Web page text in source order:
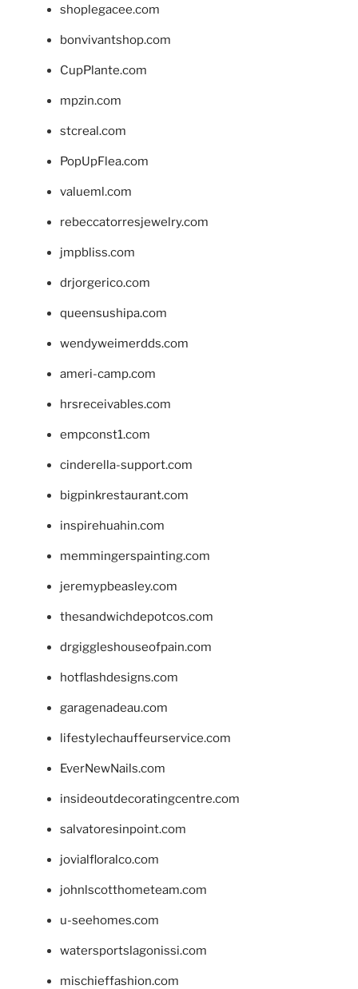
shoplegacee.com
bonvivantshop.com
CupPlante.com
mpzin.com
stcreal.com
PopUpFlea.com
valueml.com
rebeccatorresjewelry.com
jmpbliss.com
drjorgerico.com
queensushipa.com
wendyweimerdds.com
ameri-camp.com
hrsreceivables.com
empconst1.com
cinderella-support.com
bigpinkrestaurant.com
inspirehuahin.com
memmingerspainting.com
jeremypbeasley.com
thesandwichdepotcos.com
drgiggleshouseofpain.com
hotflashdesigns.com
garagenadeau.com
lifestylechauffeurservice.com
EverNewNails.com
insideoutdecoratingcentre.com
salvatoresinpoint.com
jovialfloralco.com
johnlscotthometeam.com
u-seehomes.com
watersportslagonissi.com
mischieffashion.com